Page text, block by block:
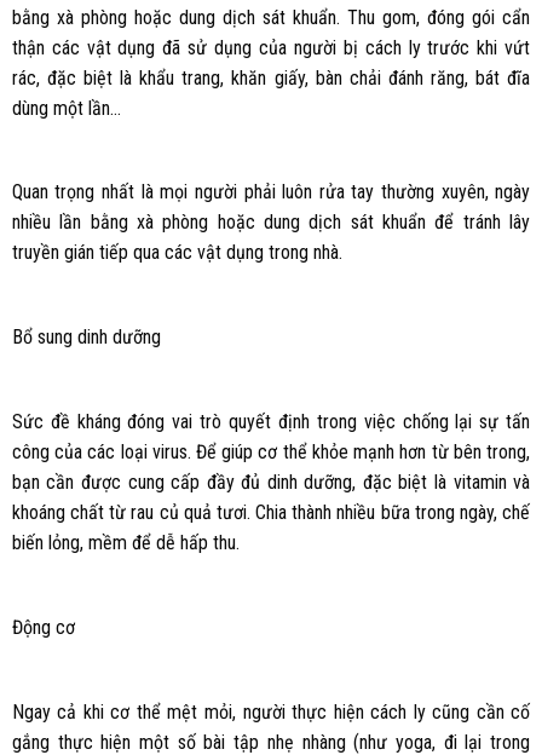
bằng xà phòng hoặc dung dịch sát khuẩn. Thu gom, đóng gói cẩn
thận các vật dụng đã sử dụng của người bị cách ly trước khi vứt
rác, đặc biệt là khẩu trang, khăn giấy, bàn chải đánh răng, bát đĩa
dùng một lần…
Quan trọng nhất là mọi người phải luôn rửa tay thường xuyên, ngày
nhiều lần bằng xà phòng hoặc dung dịch sát khuẩn để tránh lây
truyền gián tiếp qua các vật dụng trong nhà.
Bổ sung dinh dưỡng
Sức đề kháng đóng vai trò quyết định trong việc chống lại sự tấn
công của các loại virus. Để giúp cơ thể khỏe mạnh hơn từ bên trong,
bạn cần được cung cấp đầy đủ dinh dưỡng, đặc biệt là vitamin và
khoáng chất từ rau củ quả tươi. Chia thành nhiều bữa trong ngày, chế
biến lỏng, mềm để dễ hấp thu.
Động cơ
Ngay cả khi cơ thể mệt mỏi, người thực hiện cách ly cũng cần cố
gắng thực hiện một số bài tập nhẹ nhàng (như yoga, đi lại trong